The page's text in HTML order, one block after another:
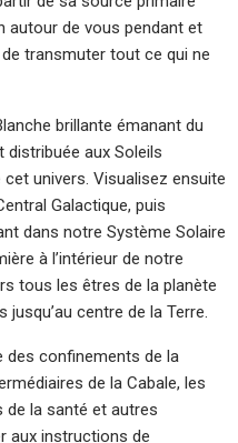
autour de vous pendant et
transmuter tout ce qui ne
brillante émanant du
distribuée aux Soleils
univers. Visualisez ensuite
Galactique, puis
dans notre Système Solaire
à l’intérieur de notre
tous les êtres de la planète
centre de la Terre.
des confinements de la
de la Cabale, les
de la santé et autres
aux instructions de